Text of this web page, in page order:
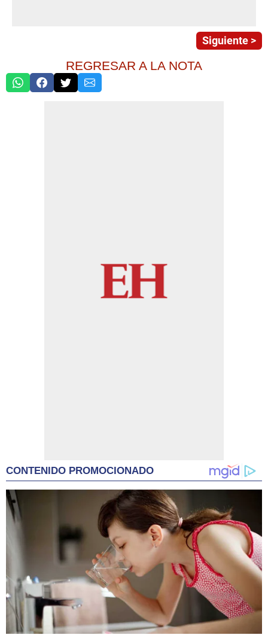
Siguiente >
REGRESAR A LA NOTA
CONTENIDO PROMOCIONADO